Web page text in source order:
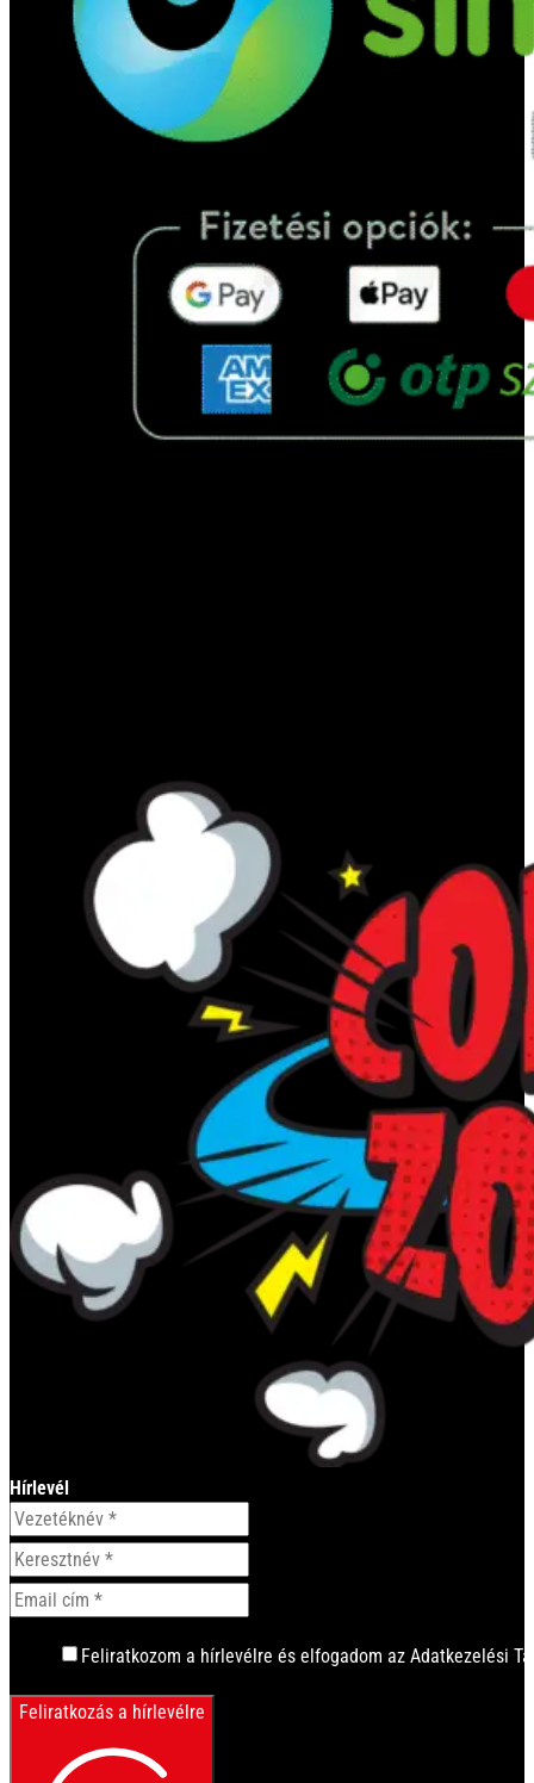
Hírlevél
Feliratkozom a hírlevélre és elfogadom az Adatkezelési
Feliratkozás a hírlevélre